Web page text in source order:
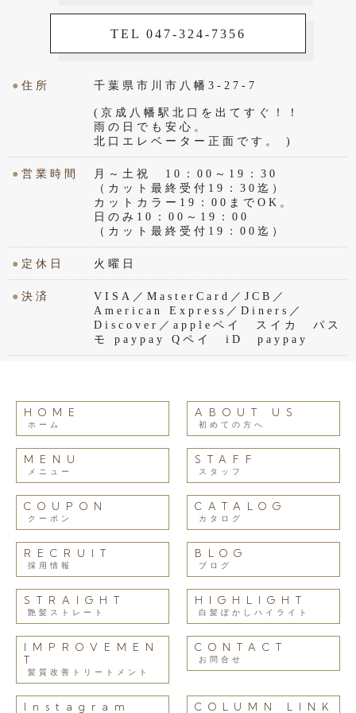
TEL 047-324-7356
●住所 千葉県市川市八幡3-27-7
(京成八幡駅北口を出てすぐ！！
雨の日でも安心。
北口エレベーター正面です。 )
●営業時間
月～土祝 10：00～19：30
（カット最終受付19：30迄）
カットカラー19：00までOK。
日のみ10：00～19：00
（カット最終受付19：00迄）
● 定休日 火曜日
●決済
VISA／MasterCard／JCB／
American Express／Diners／
Discover／appleペイ スイカ パス
モ paypay Qペイ iD paypay
HOME
ホーム
ABOUT US
初めての方へ
MENU
メニュー
STAFF
スタッフ
COUPON
クーポン
CATALOG
カタログ
RECRUIT
採用情報
BLOG
ブログ
STRAIGHT
艶髪ストレート
HIGHLIGHT
白髪ぼかしハイライト
IMPROVEMEN
T
髪質改善トリートメント
CONTACT
お問合せ
Instagram COLUMN LINK